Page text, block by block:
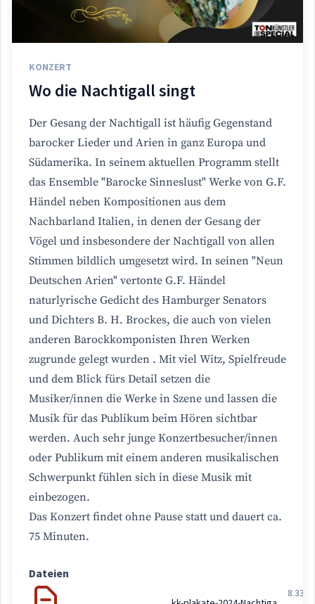
KONZERT
Wo die Nachtigall singt
Der Gesang der Nachtigall ist häufig Gegenstand
barocker Lieder und Arien in ganz Europa und
Südamerika. In seinem aktuellen Programm stellt
das Ensemble "Barocke Sinneslust" Werke von G.F.
Händel neben Kompositionen aus dem
Nachbarland Italien, in denen der Gesang der
Vögel und insbesondere der Nachtigall von allen
Stimmen bildlich umgesetzt wird. In seinen "Neun
Deutschen Arien" vertonte G.F. Händel
naturlyrische Gedicht des Hamburger Senators
und Dichters B. H. Brockes, die auch von vielen
anderen Barockkomponisten Ihren Werken
zugrunde gelegt wurden . Mit viel Witz, Spielfreude
und dem Blick fürs Detail setzen die
Musiker/innen die Werke in Szene und lassen die
Musik für das Publikum beim Hören sichtbar
werden. Auch sehr junge Konzertbesucher/innen
oder Publikum mit einem anderen musikalischen
Schwerpunkt fühlen sich in diese Musik mit
einbezogen.
Das Konzert findet ohne Pause statt und dauert ca.
75 Minuten.
Dateien
8.33